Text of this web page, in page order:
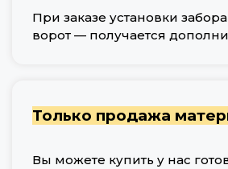
При заказе установки
ворот — получается
Только продажа
Вы можете купить у нас